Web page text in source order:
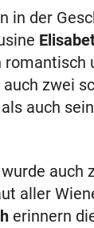
in der
romantisch
zwei
auch
auch
aller
erinnern